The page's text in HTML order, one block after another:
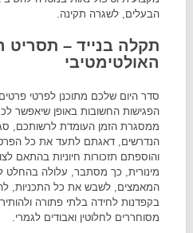
הבעלים, לשגרה תקינה.
תקלה בנייד – תסריט
האולטימטיבי
סדר היום שלכם מתוכנן לפרטי
הפגישות החשובות באופן שיאפשר
ממסגרת הזמן העומדת לרשותכם,
הנדרשים, דאגתם לתעד את כל
והוספתם תזכורות חיוניות בהתאם
מינורית, כך מסתבר, עלולה בהחלט
המאמצים, לשבש את כל התכניות,
בקפדנות לחידה בלתי פתורה
מסוחררים לחלוטין ואבודים לגמרי.